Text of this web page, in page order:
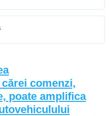
comenzi,
poate amplifica